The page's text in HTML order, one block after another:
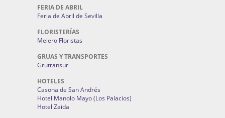
FERIA DE ABRIL
Feria de Abril de Sevilla
FLORISTERÍAS
Melero Floristas
GRUAS Y TRANSPORTES
Grutransur
HOTELES
Casona de San Andrés
Hotel Manolo Mayo (Los Palacios)
Hotel Zaida